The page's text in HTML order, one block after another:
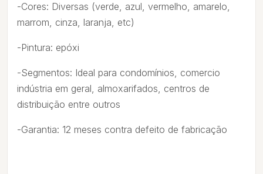
-Cores: Diversas (verde, azul, vermelho, amarelo,
marrom, cinza, laranja, etc)
-Pintura: epóxi
-Segmentos: Ideal para condomínios, comercio
indústria em geral, almoxarifados, centros de
distribuição entre outros
-Garantia: 12 meses contra defeito de fabricação